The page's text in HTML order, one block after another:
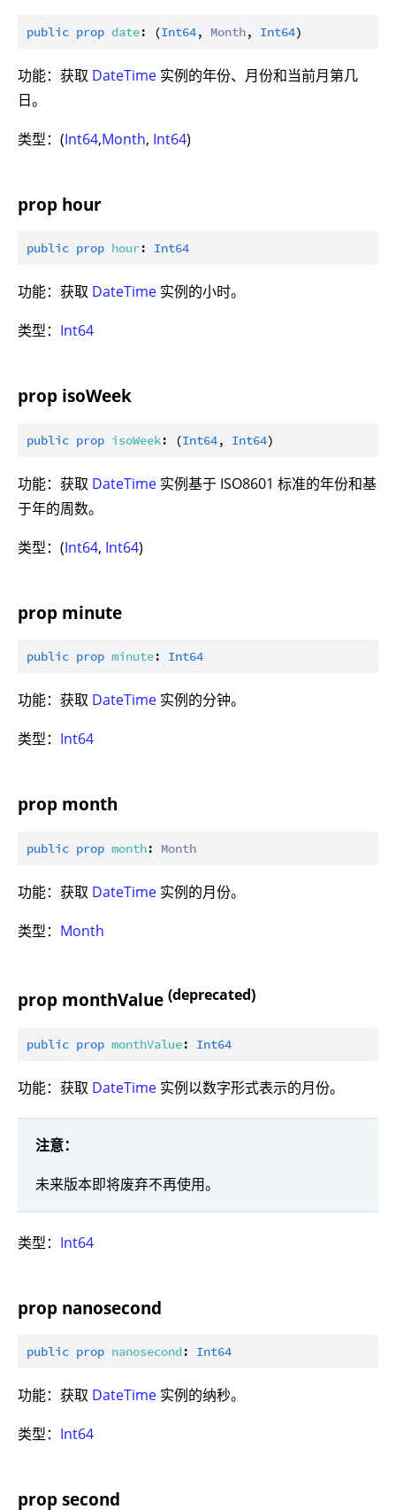
public prop date: (Int64, Month, Int64
功能：获取 DateTime 实例的年份、月份和当前月第几
日。
类型：(Int64,Month, Int64)
prop hour
public prop hour: Int64
功能：获取 DateTime 实例的小时。
类型： Int64
prop isoWeek
public prop isoWeek: (Int64, Int64
功能：获取 DateTime 实例基于 ISO8601 标准的年份和基
于年的周数。
类型：(Int64, Int64)
prop minute
public prop minute: Int64
功能：获取 DateTime 实例的分钟。
类型： Int64
prop month
public prop month: Month
功能：获取 DateTime 实例的月份。
类型： Month
prop monthValue (deprecated)
public prop monthValue: Int64
功能：获取 DateTime 实例以数字形式表示的月份。
注意：
未来版本即将废弃不再使用。
类型： Int64
prop nanosecond
public prop nanosecond: Int64
功能：获取 DateTime 实例的纳秒。
类型： Int64
prop second